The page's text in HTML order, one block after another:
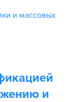
и массовых
и